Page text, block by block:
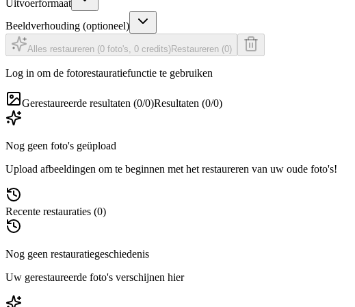
Uitvoerformaat
Beeldverhouding (optioneel)
Alles restaureren (0 foto's, 0 credits)Restaureren (0)
Log in om de fotorestauratiefunctie te gebruiken
Gerestaureerde resultaten (0/0)Resultaten (0/0)
Nog geen foto's geüpload
Upload afbeeldingen om te beginnen met het restaureren van uw oude foto's!
Recente restauraties (0)
Nog geen restauratiegeschiedenis
Uw gerestaureerde foto's verschijnen hier